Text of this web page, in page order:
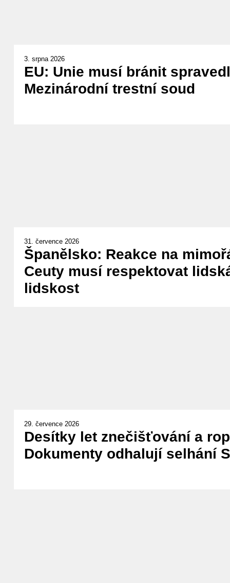
3. srpna 2026
EU: Unie musí bránit
Mezinárodní trestní soud
31. července 2026
Španělsko: Reakce na
Ceuty musí respektovat
lidskost
29. července 2026
Desítky let znečišťování a
Dokumenty odhalují selhání